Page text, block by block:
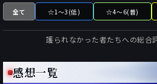
全て ☆1～3(低) ☆4～6(普)
護られなかった者たちへの総合
感想一覧